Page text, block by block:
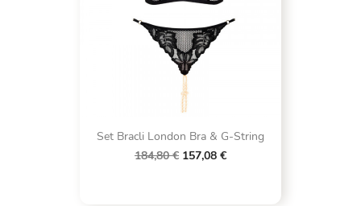
Set Bracli London Bra & G-String
184,80 € 157,08 €